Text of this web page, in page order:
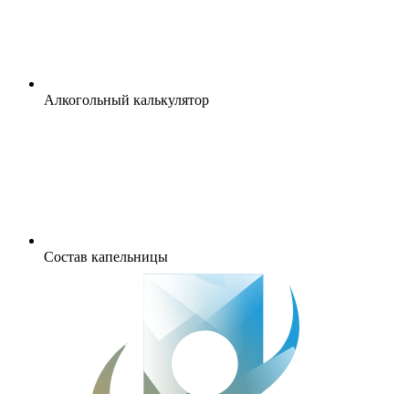
Алкогольный калькулятор
Состав капельницы